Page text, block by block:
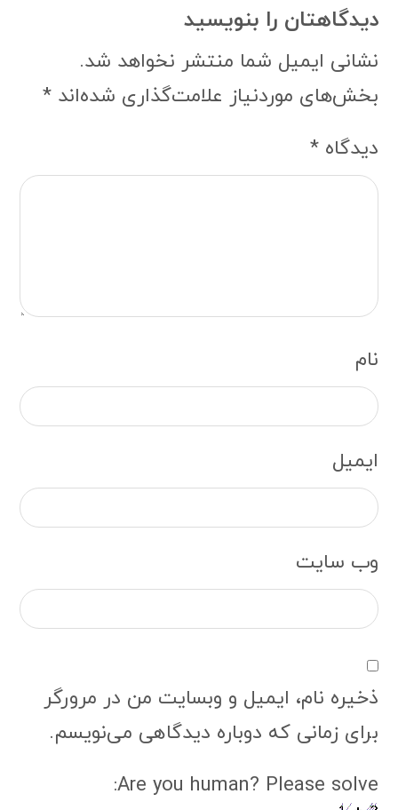
نام
ایمیل
وب‌ سایت
ذخیره نام، ایمیل و وبسایت من در مرورگر
برای زمانی که دوباره دیدگاهی می‌نویسم.
Are you human? Please solve: